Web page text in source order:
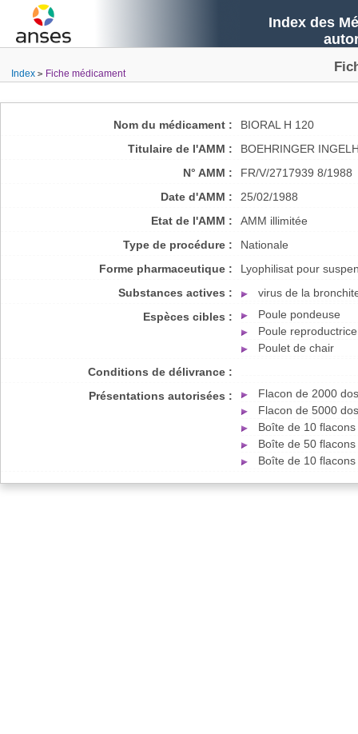
Index des
Index Fiche médicament
Nom du médicament :
BIORAL H 120
Titulaire de l'AMM :
BOEHRINGER
N° AMM :
FR/V/2717939 8/1988
Date d'AMM :
25/02/1988
Etat de l'AMM :
AMM illimitée
Type de procédure :
Nationale
Forme pharmaceutique :
Lyophilisat pour
Substances actives :
virus de la
Espèces cibles :
Poule pondeuse
Poule reproductrice
Poulet de chair
Conditions de délivrance :
Présentations autorisées :
Flacon de 2000
Flacon de 5000
Boîte de 10
Boîte de 50
Boîte de 10